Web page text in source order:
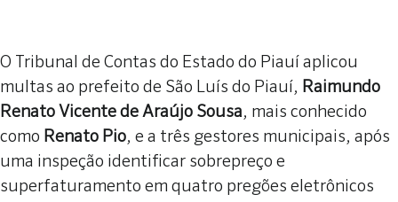
O Tribunal de Contas do Estado do Piauí aplicou
multas ao prefeito de São Luís do Piauí, Raimundo
Renato Vicente de Araújo Sousa, mais conhecido
como Renato Pio, e a três gestores municipais, após
uma inspeção identificar sobrepreço e
superfaturamento em quatro pregões eletrônicos